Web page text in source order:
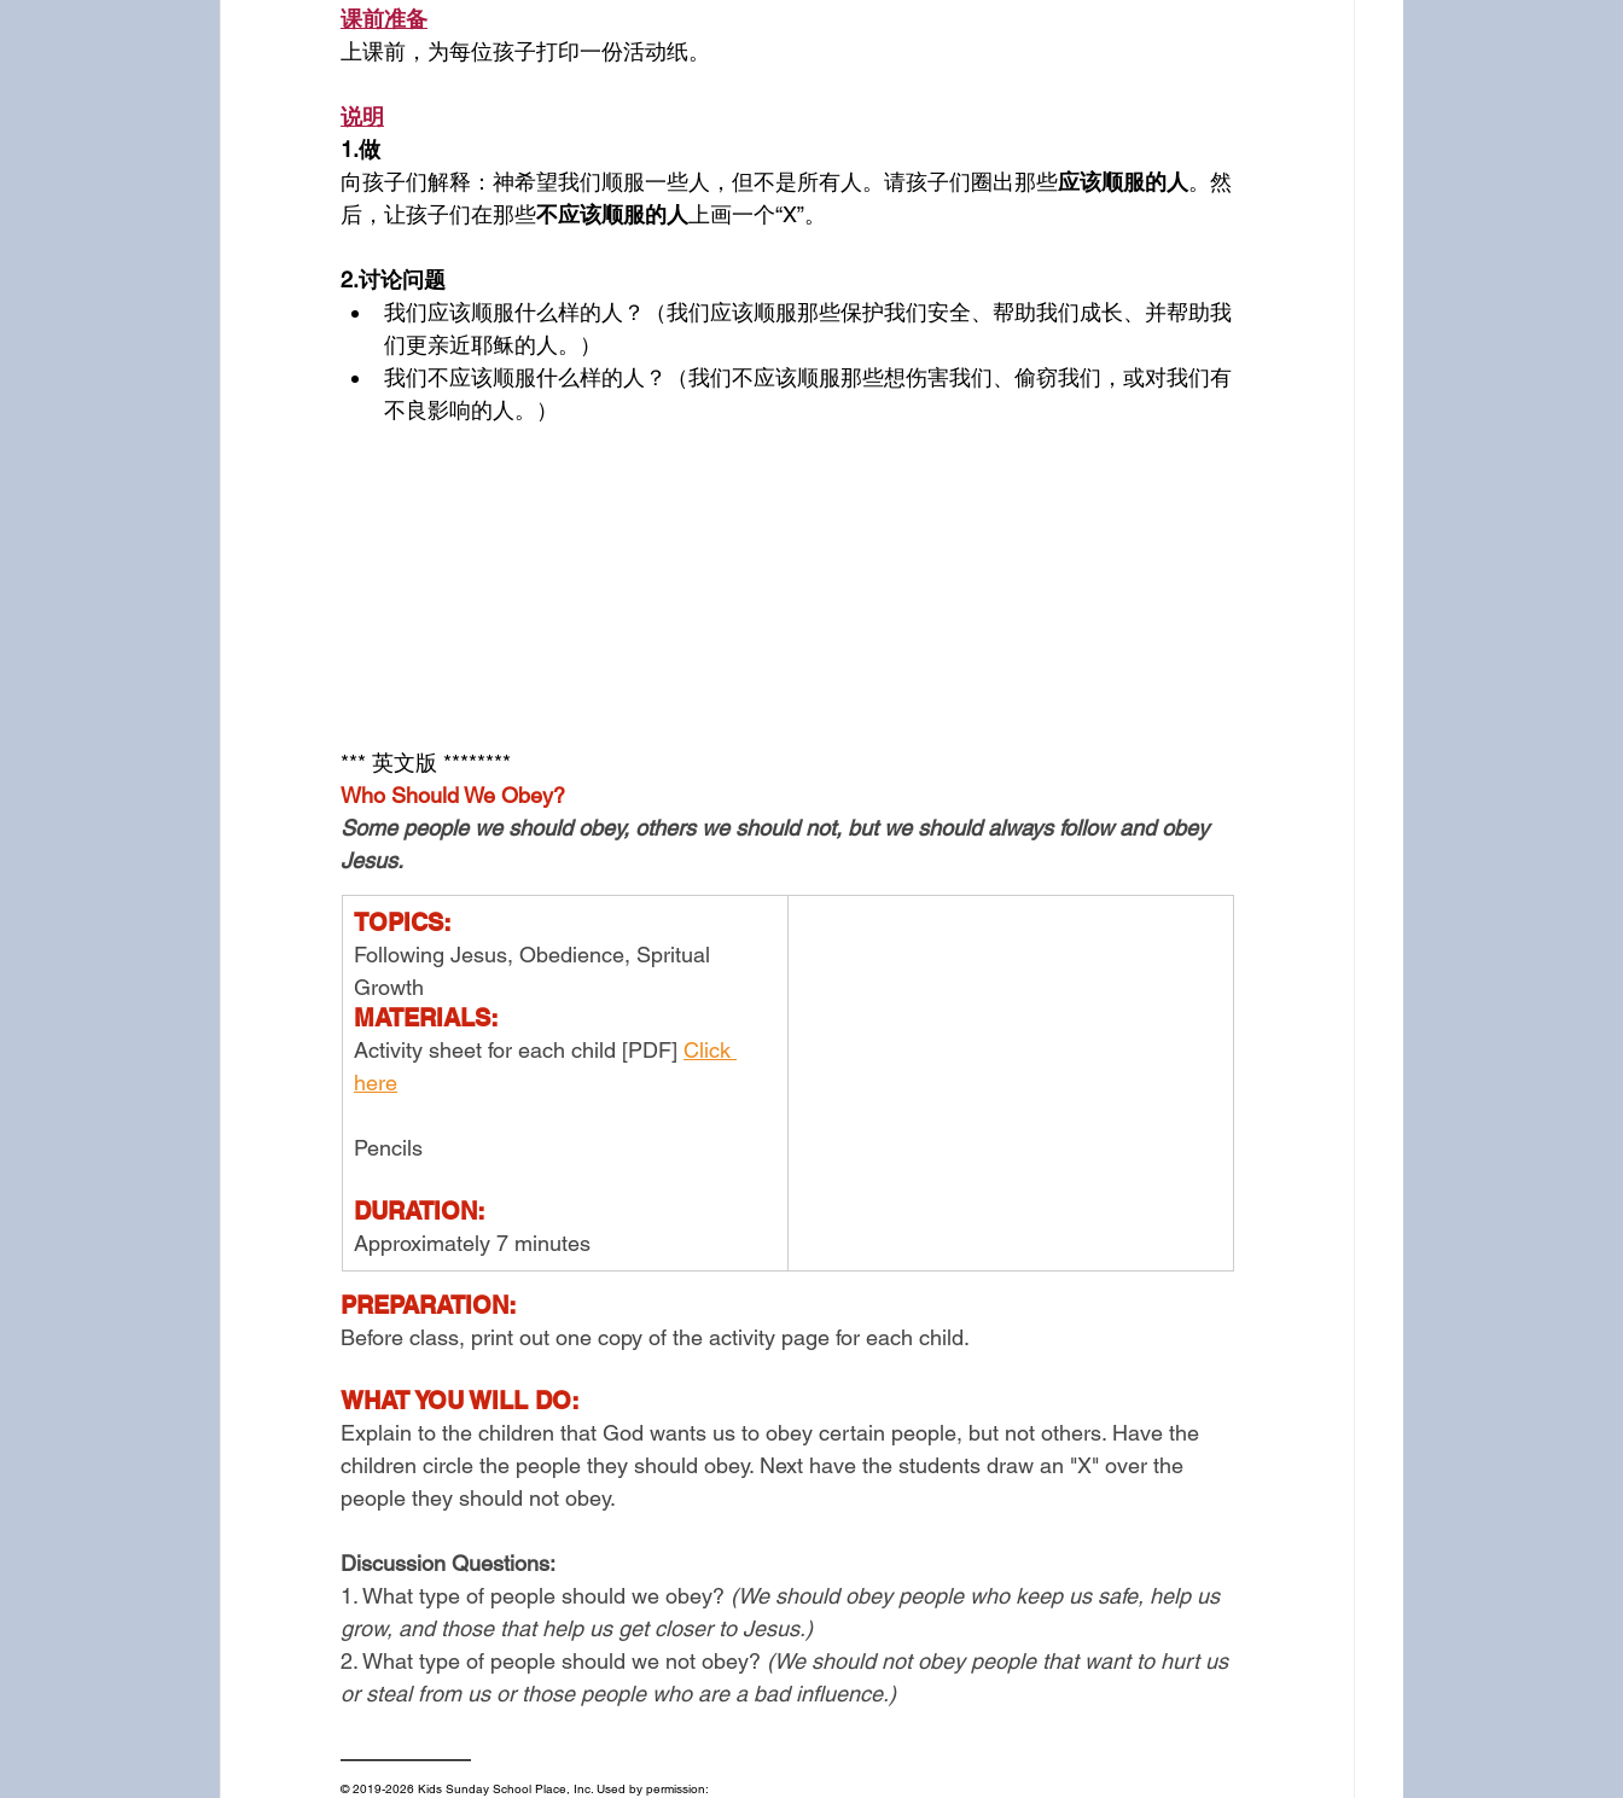
课前准备
上课前，为每位孩子打印一份活动纸。
说明
1.做
向孩子们解释：神希望我们顺服一些人，但不是所有人。请孩子们圈出那些应该顺服的人。然
后，让孩子们在那些不应该顺服的人上画一个“X”。
2.讨论问题
我们应该顺服什么样的人？（我们应该顺服那些保护我们安全、帮助我们成长、并帮助我
们更亲近耶稣的人。）
我们不应该顺服什么样的人？（我们不应该顺服那些想伤害我们、偷窃我们，或对我们有
不良影响的人。）
*** 英文版 ********
Who Should We Obey?
Some people we should obey, others we should not, but we should always follow and obey
Jesus.
TOPICS:
Following Jesus, Obedience, Spritual
Growth
MATERIALS:
Activity sheet for each child [PDF] Click
here
Pencils
DURATION:
Approximately 7 minutes
PREPARATION:
Before class, print out one copy of the activity page for each child.
WHAT YOU WILL DO:
Explain to the children that God wants us to obey certain people, but not others. Have the
children circle the people they should obey. Next have the students draw an "X" over the
people they should not obey.
Discussion Questions:
1. What type of people should we obey? (We should obey people who keep us safe, help us
grow, and those that help us get closer to Jesus.)
2. What type of people should we not obey? (We should not obey people that want to hurt us
or steal from us or those people who are a bad influence.)
——————
© 2019-2026 Kids Sunday School Place, Inc. Used by permission: